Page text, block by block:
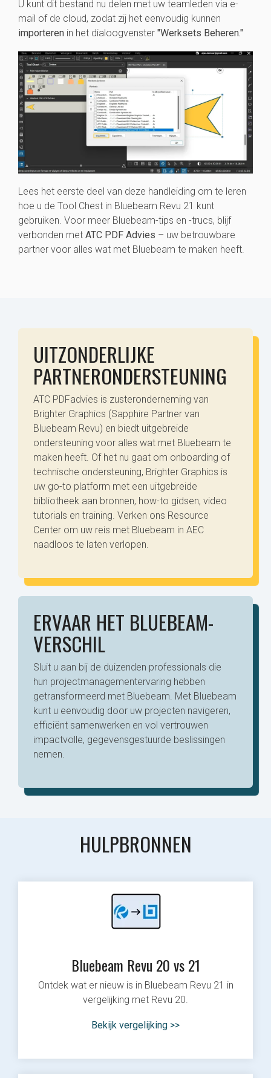
U kunt dit bestand nu delen met uw teamleden via e-
mail of de cloud, zodat zij het eenvoudig kunnen
importeren in het dialoogvenster "Werksets Beheren."
Lees het eerste deel van deze handleiding om te leren
hoe u de Tool Chest in Bluebeam Revu 21 kunt
gebruiken. Voor meer Bluebeam-tips en -trucs, blijf
verbonden met ATC PDF Advies – uw betrouwbare
partner voor alles wat met Bluebeam te maken heeft.
UITZONDERLIJKE
PARTNERONDERSTEUNING
ATC PDFadvies is zusteronderneming van
Brighter Graphics (Sapphire Partner van
Bluebeam Revu) en biedt uitgebreide
ondersteuning voor alles wat met Bluebeam te
maken heeft. Of het nu gaat om onboarding of
technische ondersteuning, Brighter Graphics is
uw go-to platform met een uitgebreide
bibliotheek aan bronnen, how-to gidsen, video
tutorials en training. Verken ons Resource
Center om uw reis met Bluebeam in AEC
naadloos te laten verlopen.
ERVAAR HET BLUEBEAM-
VERSCHIL
Sluit u aan bij de duizenden professionals die
hun projectmanagementervaring hebben
getransformeerd met Bluebeam. Met Bluebeam
kunt u eenvoudig door uw projecten navigeren,
efficiënt samenwerken en vol vertrouwen
impactvolle, gegevensgestuurde beslissingen
nemen.
HULPBRONNEN
Bluebeam Revu 20 vs 21
Ontdek wat er nieuw is in Bluebeam Revu 21 in
vergelijking met Revu 20.
Bekijk vergelijking >>